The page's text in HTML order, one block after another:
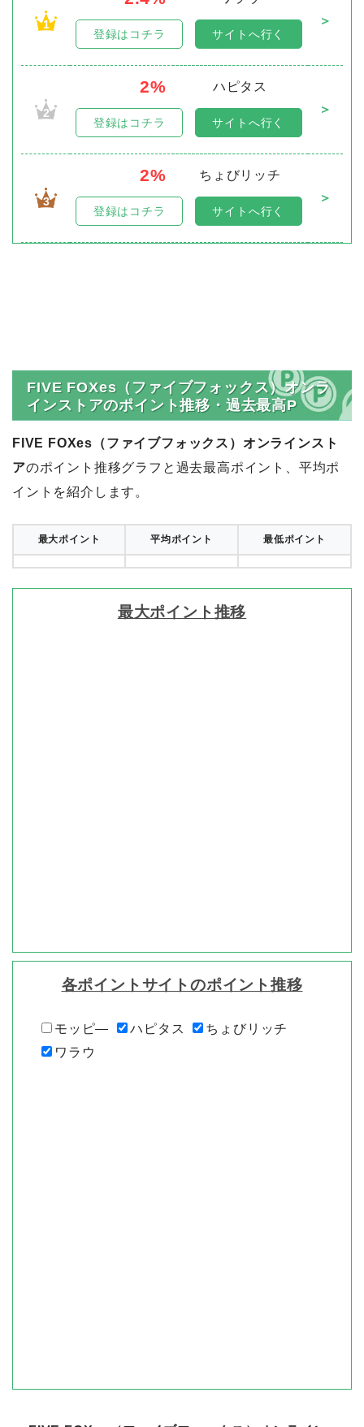
1
＞
登録はコチラ サイトへ行く
2
2%
ハピタス
＞
登録はコチラ サイトへ行く
3
2%
ちょびリッチ
＞
登録はコチラ サイトへ行く
FIVE FOXes（ファイブフォックス）オンラ
インストアのポイント推移・過去最高P
FIVE FOXes（ファイブフォックス）オンラインスト
アのポイント推移グラフと過去最高ポイント、平均ポ
イントを紹介します。
最大ポイント 平均ポイント 最低ポイント
最大ポイント推移
各ポイントサイトのポイント推移
モッピ― ハピタス
ちょびリッチ
ワラウ